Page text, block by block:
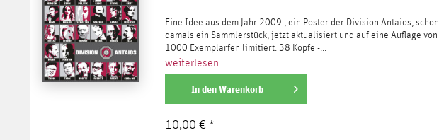
Eine Idee aus dem Jahr 2009 , ein Poster der Division Antaios, schon
damals ein Sammlerstück, jetzt aktualisiert und auf eine Auflage von
1000 Exemplarfen limitiert. 38 Köpfe -...
weiterlesen
In den Warenkorb
10,00 € *